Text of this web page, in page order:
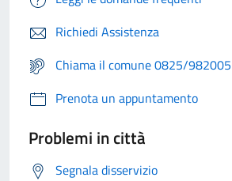
Richiedi Assistenza
Chiama il comune 0825/982005
Prenota un appuntamento
Problemi in città
Segnala disservizio